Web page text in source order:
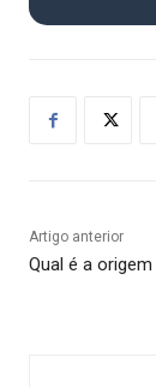
Artigo anterior
Qual é a